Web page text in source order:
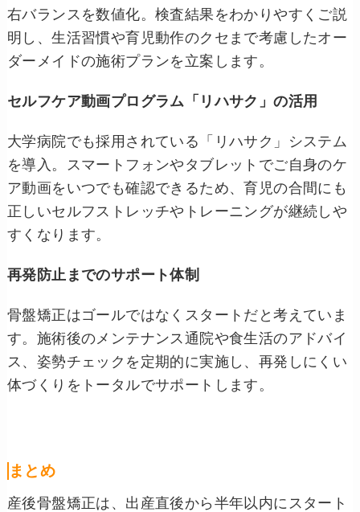
右バランスを数値化。検査結果をわかりやすくご説
明し、生活習慣や育児動作のクセまで考慮したオー
ダーメイドの施術プランを立案します。
セルフケア動画プログラム「リハサク」の活用
大学病院でも採用されている「リハサク」システム
を導入。スマートフォンやタブレットでご自身のケ
ア動画をいつでも確認できるため、育児の合間にも
正しいセルフストレッチやトレーニングが継続しや
すくなります。
再発防止までのサポート体制
骨盤矯正はゴールではなくスタートだと考えていま
す。施術後のメンテナンス通院や食生活のアドバイ
ス、姿勢チェックを定期的に実施し、再発しにくい
体づくりをトータルでサポートします。
まとめ
産後骨盤矯正は、出産直後から半年以内にスタート